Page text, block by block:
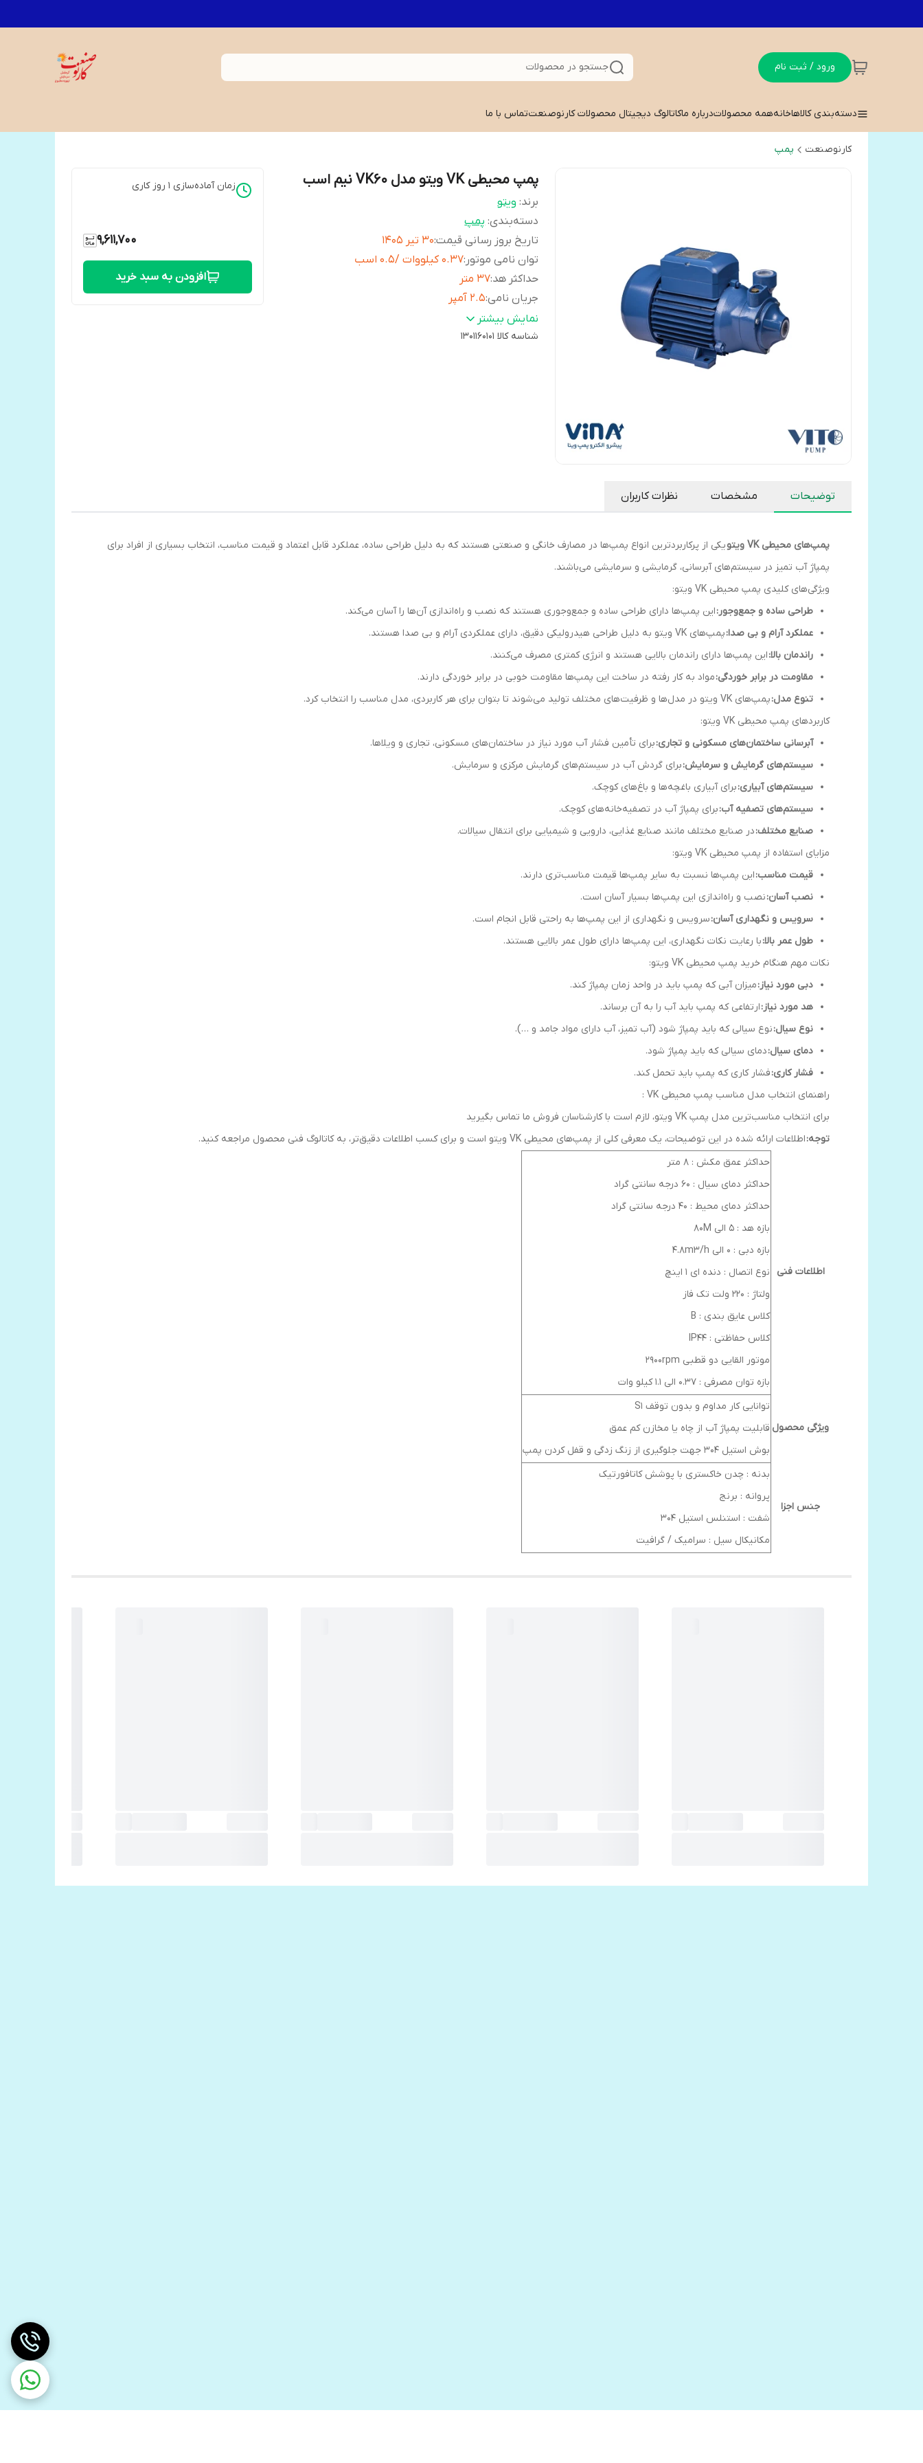
ورود / ثبت نام جستجو در محصولات
دسته‌بندی کالاهاخانههمه محصولاتدرباره ماکاتالوگ دیجیتال محصولات کارنوصنعتتماس با ما
کارنوصنعت پمپ
پمپ محیطی VK ویتو مدل VK60 نیم اسب
برند: ویتو
دسته‌بندی:پمپ
تاریخ بروز رسانی قیمت:30 تیر 1405
توان نامی موتور :0.37 کیلووات /0.5 اسب
حداکثر هد:37 متر
جریان نامی:2.5 آمپر
حداکثر دبی:35 لیتر بر دقیقه
وزن ناخالص:5.73 کیلوگرم
نمایش بیشتر
شناسه کالا 1301160101
زمان آماده‌سازی 1 روز کاری
9,611,700
افزودن به سبد خرید
توضیحات مشخصات نظرات کاربران
پمپ‌های محیطی VK ویتو
یکی از پرکاربردترین انواع پمپ‌ها در مصارف خانگی و صنعتی هستند که به دلیل طراحی ساده، عملکرد قابل اعتماد و قیمت مناسب، انتخاب بسیاری از افراد برای
پمپاژ آب تمیز در سیستم‌های آبرسانی، گرمایشی و سرمایشی می‌باشند.
ویژگی‌های کلیدی پمپ‌ محیطی VK ویتو:
طراحی ساده و جمع‌وجور:این پمپ‌ها دارای طراحی ساده و جمع‌وجوری هستند که نصب و راه‌اندازی آن‌ها را آسان می‌کند.
عملکرد آرام و بی صدا:پمپ‌های VK ویتو به دلیل طراحی هیدرولیکی دقیق، دارای عملکردی آرام و بی صدا هستند.
راندمان بالا:این پمپ‌ها دارای راندمان بالایی هستند و انرژی کمتری مصرف می‌کنند.
مقاومت در برابر خوردگی:مواد به کار رفته در ساخت این پمپ‌ها مقاومت خوبی در برابر خوردگی دارند.
تنوع مدل:پمپ‌های VK ویتو در مدل‌ها و ظرفیت‌های مختلف تولید می‌شوند تا بتوان برای هر کاربردی، مدل مناسب را انتخاب کرد.
کاربردهای پمپ‌ محیطی VK ویتو:
آبرسانی ساختمان‌های مسکونی و تجاری:برای تأمین فشار آب مورد نیاز در ساختمان‌های مسکونی، تجاری و ویلاها.
سیستم‌های گرمایش و سرمایش:برای گردش آب در سیستم‌های گرمایش مرکزی و سرمایش.
سیستم‌های آبیاری:برای آبیاری باغچه‌ها و باغ‌های کوچک.
سیستم‌های تصفیه آب:برای پمپاژ آب در تصفیه‌خانه‌های کوچک.
صنایع مختلف:در صنایع مختلف مانند صنایع غذایی، دارویی و شیمیایی برای انتقال سیالات.
مزایای استفاده از پمپ محیطی VK ویتو:
قیمت مناسب:این پمپ‌ها نسبت به سایر پمپ‌ها قیمت مناسب‌تری دارند.
نصب آسان:نصب و راه‌اندازی این پمپ‌ها بسیار آسان است.
سرویس و نگهداری آسان:سرویس و نگهداری از این پمپ‌ها به راحتی قابل انجام است.
طول عمر بالا:با رعایت نکات نگهداری، این پمپ‌ها دارای طول عمر بالایی هستند.
نکات مهم هنگام خرید پمپ محیطی VK ویتو:
دبی مورد نیاز:میزان آبی که پمپ باید در واحد زمان پمپاژ کند.
هد مورد نیاز:ارتفاعی که پمپ باید آب را به آن برساند.
نوع سیال:نوع سیالی که باید پمپاژ شود (آب تمیز، آب دارای مواد جامد و …).
دمای سیال:دمای سیالی که باید پمپاژ شود.
فشار کاری:فشار کاری که پمپ باید تحمل کند.
راهنمای انتخاب مدل مناسب پمپ محیطی VK :
برای انتخاب مناسب‌ترین مدل پمپ VK ویتو، لازم است با کارشناسان فروش ما تماس بگیرید
توجه:اطلاعات ارائه شده در این توضیحات، یک معرفی کلی از پمپ‌های محیطی VK ویتو است و برای کسب اطلاعات دقیق‌تر، به کاتالوگ فنی محصول مراجعه کنید.
اطلاعات فنی
حداکثر عمق مکش : 8 متر
حداکثر دمای سیال : 60 درجه سانتی گراد
حداکثر دمای محیط : 40 درجه سانتی گراد
بازه هد : 5 الی 80M
بازه دبی : 0 الی 4.8m3/h
نوع اتصال : دنده ای 1 اینچ
ولتاژ : 220 ولت تک فاز
کلاس عایق بندی : B
کلاس حفاظتی : IP44
موتور القایی دو قطبی 2900rpm
بازه توان مصرفی : 0.37 الی 1.1 کیلو وات
ویژگی محصول
توانایی کار مداوم و بدون توقف S1
قابلیت پمپاژ آب از چاه یا مخازن کم عمق
بوش استیل 304 جهت جلوگیری از زنگ زدگی و قفل کردن پمپ
جنس اجزا
بدنه : چدن خاکستری با پوشش کاتافورتیک
پروانه : برنج
شفت : استنلس استیل 304
مکانیکال سیل : سرامیک / گرافیت